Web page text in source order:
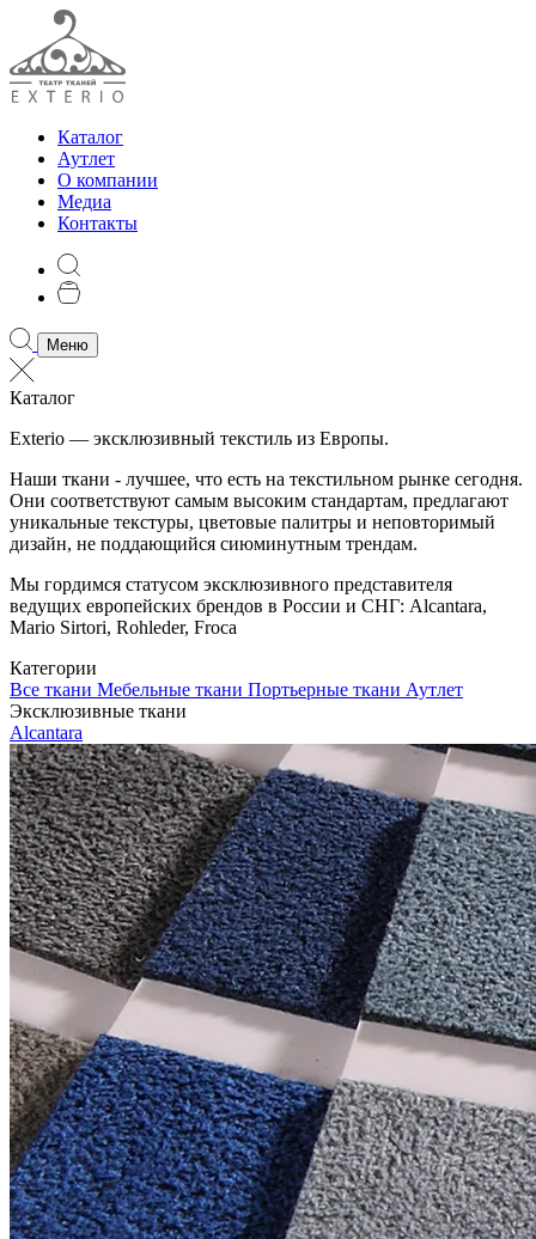
Каталог
Аутлет
О компании
Медиа
Контакты
Меню
Каталог
Exterio — эксклюзивный текстиль из Европы.
Наши ткани - лучшее, что есть на текстильном рынке сегодня.
Они соответствуют самым высоким стандартам, предлагают
уникальные текстуры, цветовые палитры и неповторимый
дизайн, не поддающийся сиюминутным трендам.
Мы гордимся статусом эксклюзивного представителя
ведущих европейских брендов в России и СНГ: Alcantara,
Mario Sirtori, Rohleder, Froca
Категории
Все ткани Мебельные ткани Портьерные ткани Аутлет
Эксклюзивные ткани
Alcantara